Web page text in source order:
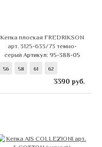
Кепка плоская FREDRIKSON
арт. 3125-633/73 темно-
серый Артикул: 95-388-05
56 58 61 62
3390 руб.